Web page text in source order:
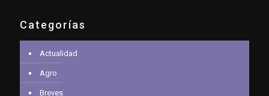
Categorías
Actualidad
Agro
Breves